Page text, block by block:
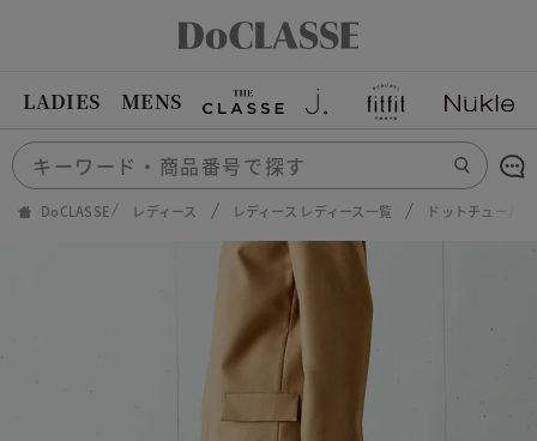
LADIES MENS
DoCLASSE レディース レディース レディース一覧 ドットチュール